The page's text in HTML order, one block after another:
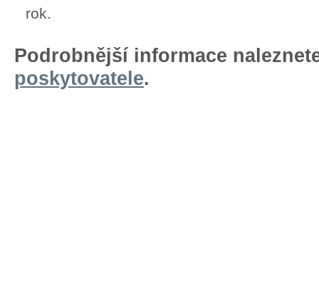
rok.
Podrobnější informace
poskytovatele.